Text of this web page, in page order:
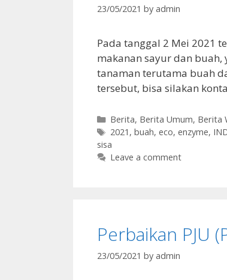
23/05/2021 by admin
Pada tanggal 2 Mei 2021
makanan sayur dan
tanaman terutama buah
tersebut, bisa silakan
Categories
Berita, Berita Umum, Berita
Tags
2021 , buah, eco, enzyme,
sisa
Leave a comment
Perbaikan PJU
23/05/2021 by admin